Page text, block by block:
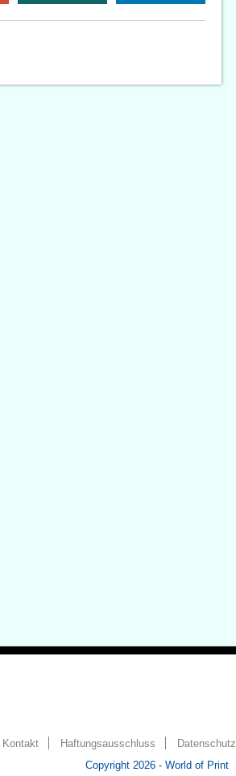
Kontakt Haftungsausschluss Datenschutz
Copyright 2026 - World of Print